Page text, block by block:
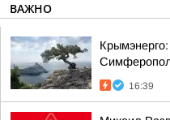
ВАЖНО
16:39